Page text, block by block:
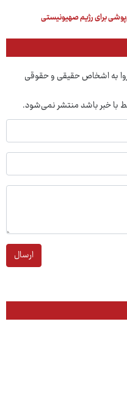
برای رژیم صهیونیستی
به اشخاص حقیقی و حقوقی
با خبر باشد منتشر نمی‌شود.
ارسال